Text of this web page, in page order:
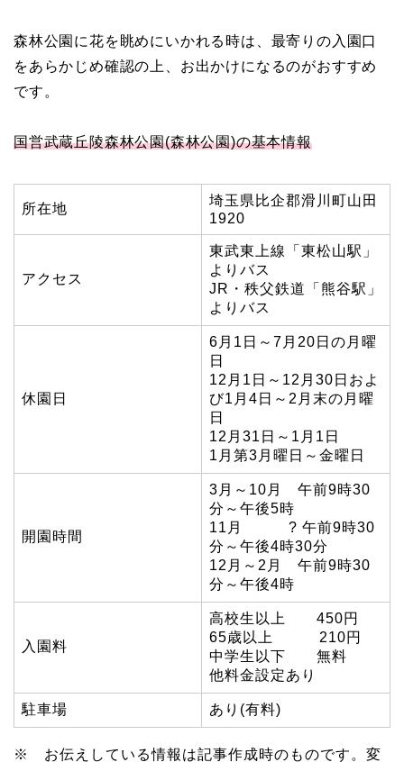
森林公園に花を眺めにいかれる時は、最寄りの入園口
をあらかじめ確認の上、お出かけになるのがおすすめ
です。
国営武蔵丘陵森林公園(森林公園)の基本情報
所在地
埼玉県比企郡滑川町山田
1920
アクセス
東武東上線「東松山駅」
よりバス
JR・秩父鉄道「熊谷駅」
よりバス
休園日
6月1日～7月20日の月曜
日
12月1日～12月30日およ
び1月4日～2月末の月曜
日
12月31日～1月1日
1月第3月曜日～金曜日
開園時間
3月～10月 午前9時30
分～午後5時
11月 ? 午前9時30
分～午後4時30分
12月～2月 午前9時30
分～午後4時
入園料
高校生以上 450円
65歳以上 210円
中学生以下 無料
他料金設定あり
駐車場 あり(有料)
※ お伝えしている情報は記事作成時のものです。変